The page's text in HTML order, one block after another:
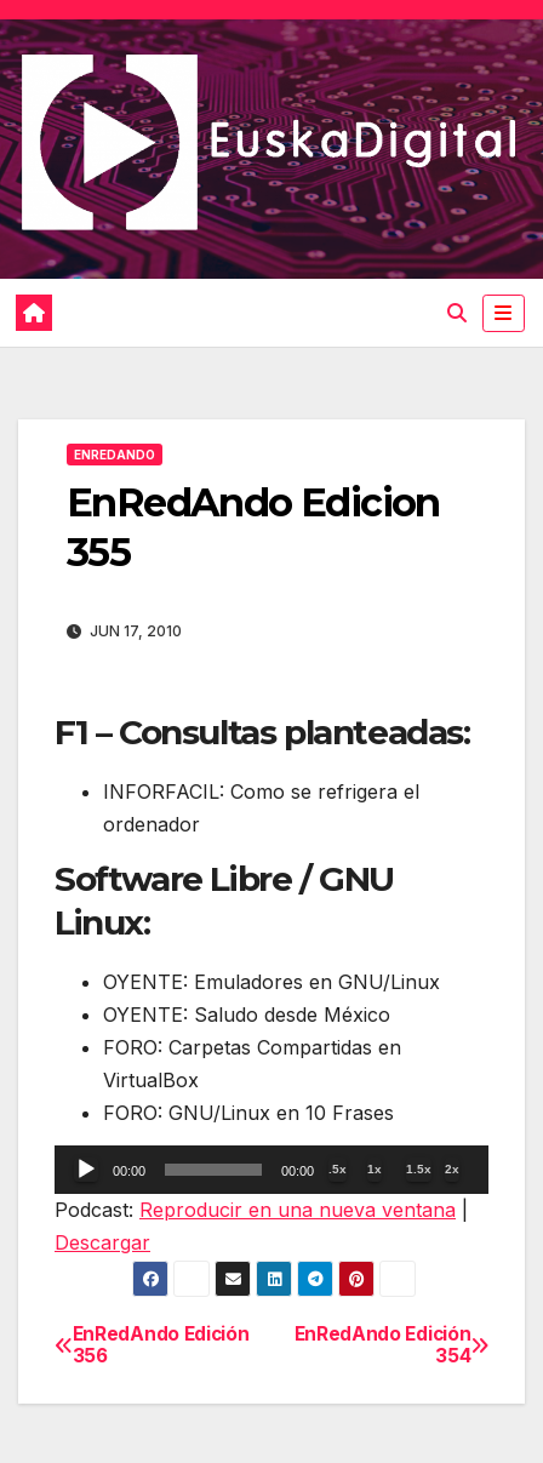
Saltar
al
contenido
ENREDANDO
EnRedAndo Edicion
355
JUN 17, 2010
F1 – Consultas planteadas:
INFORFACIL: Como se refrigera el
ordenador
Software Libre / GNU
Linux:
OYENTE: Emuladores en GNU/Linux
OYENTE: Saludo desde México
FORO: Carpetas Compartidas en
VirtualBox
FORO: GNU/Linux en 10 Frases
Reproductor
de
audio
00:00 00:00 .5x 1x 1.5x 2x
Podcast: Reproducir en una nueva ventana
Descargar
Navegación
de
EnRedAndo Edición
354
EnRedAndo Edición
356